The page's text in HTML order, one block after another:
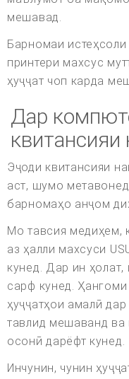
мешавад.
Барномаи
принтери махсус
ҳуҷҷат чоп карда
Дар
квитансияи
Эҷоди квитансияи
аст, шумо
барномаҳо анҷом
Мо тавсия медиҳем,
аз ҳалли махсуси
кунед. Дар ин
сарф кунед.
ҳуҷҷатҳои амалӣ
тавлид мешаванд
осонӣ дарёфт кунед.
Инчунин, чунин